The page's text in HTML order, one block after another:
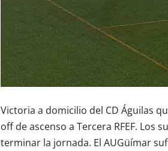
Victoria a domicilio del CD Águilas
off de ascenso a Tercera RFEF. Los
terminar la jornada. El AUGüímar